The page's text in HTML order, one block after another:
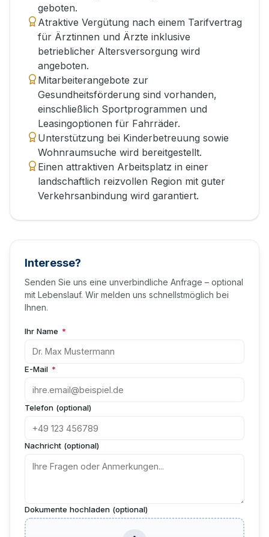
geboten.
Atraktive Vergütung nach einem Tarifvertrag
für Ärztinnen und Ärzte inklusive
betrieblicher Altersversorgung wird
angeboten.
Mitarbeiterangebote zur
Gesundheitsförderung sind vorhanden,
einschließlich Sportprogrammen und
Leasingoptionen für Fahrräder.
Unterstützung bei Kinderbetreuung sowie
Wohnraumsuche wird bereitgestellt.
Einen attraktiven Arbeitsplatz in einer
landschaftlich reizvollen Region mit guter
Verkehrsanbindung wird garantiert.
Interesse?
Senden Sie uns eine unverbindliche Anfrage – optional
mit Lebenslauf. Wir melden uns schnellstmöglich bei
Ihnen.
Ihr Name *
E-Mail *
Telefon (optional)
Nachricht (optional)
Dokumente hochladen (optional)